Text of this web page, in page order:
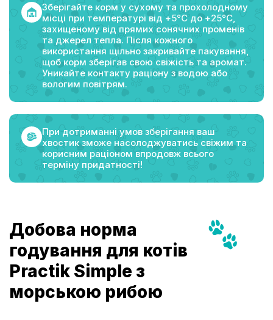
Зберігайте корм у сухому та прохолодному
місці при температурі від +5°C до +25°C,
захищеному від прямих сонячних променів
та джерел тепла. Після кожного
використання щільно закривайте пакування,
щоб корм зберігав свою свіжість та аромат.
Уникайте контакту раціону з водою або
вологим повітрям.
При дотриманні умов зберігання ваш
хвостик зможе насолоджуватись свіжим та
корисним раціоном впродовж всього
терміну придатності!
Добова норма
годування для котів
Practik Simple з
морською рибою